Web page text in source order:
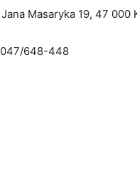
Jana Masaryka 19, 47 000
047/648-448